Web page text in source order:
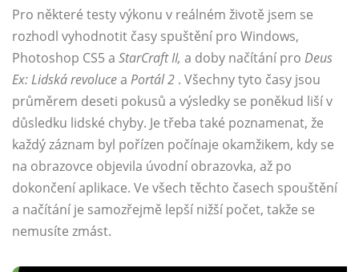
Pro některé testy výkonu v reálném životě jsem se
rozhodl vyhodnotit časy spuštění pro Windows,
Photoshop CS5 a StarCraft II, a doby načítání pro Deus
Ex: Lidská revolucea Portál 2 . Všechny tyto časy jsou
průměrem deseti pokusů a výsledky se poněkud liší v
důsledku lidské chyby. Je třeba také poznamenat, že
každý záznam byl pořízen počínaje okamžikem, kdy se
na obrazovce objevila úvodní obrazovka, až po
dokončení aplikace. Ve všech těchto časech spouštění
a načítání je samozřejmě lepší nižší počet, takže se
nemusíte zmást.